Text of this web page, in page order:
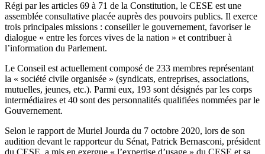
Régi par les articles 69 à 71 de la Constitution, le CESE est une
assemblée consultative placée auprès des pouvoirs publics. Il exerce
trois principales missions : conseiller le gouvernement, favoriser le
dialogue « entre les forces vives de la nation » et contribuer à
l’information du Parlement.
Le Conseil est actuellement composé de 233 membres représentant
la « société civile organisée » (syndicats, entreprises, associations,
mutuelles, jeunes, etc.). Parmi eux, 193 sont désignés par les corps
intermédiaires et 40 sont des personnalités qualifiées nommées par le
Gouvernement.
Selon le rapport de Muriel Jourda du 7 octobre 2020, lors de son
audition devant le rapporteur du Sénat, Patrick Bernasconi, président